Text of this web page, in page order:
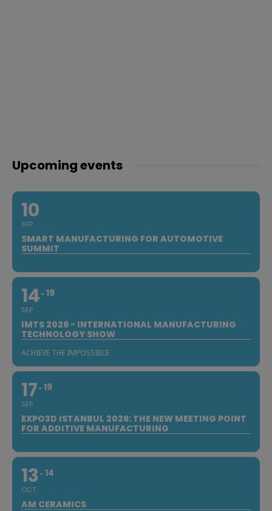
Upcoming events
10
SEP
SMART MANUFACTURING FOR AUTOMOTIVE
SUMMIT
14
SEP
19
IMTS 2026 - INTERNATIONAL MANUFACTURING
TECHNOLOGY SHOW
ACHIEVE THE IMPOSSIBLE
17
SEP
19
EXPO3D ISTANBUL 2026: THE NEW MEETING POINT
FOR ADDITIVE MANUFACTURING
13
OCT
14
AM CERAMICS